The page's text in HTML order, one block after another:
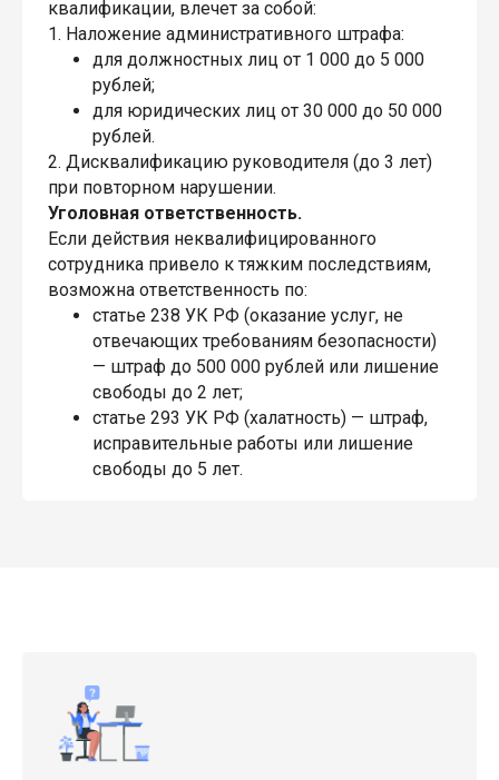
квалификации, влечет за собой:
1. Наложение административного штрафа:
для должностных лиц от 1 000 до 5 000
рублей;
для юридических лиц от 30 000 до 50 000
рублей.
2. Дисквалификацию руководителя (до 3 лет)
при повторном нарушении.
Уголовная ответственность.
Если действия неквалифицированного
сотрудника привело к тяжким последствиям,
возможна ответственность по:
статье 238 УК РФ (оказание услуг, не
отвечающих требованиям безопасности)
— штраф до 500 000 рублей или лишение
свободы до 2 лет;
статье 293 УК РФ (халатность) — штраф,
исправительные работы или лишение
свободы до 5 лет.